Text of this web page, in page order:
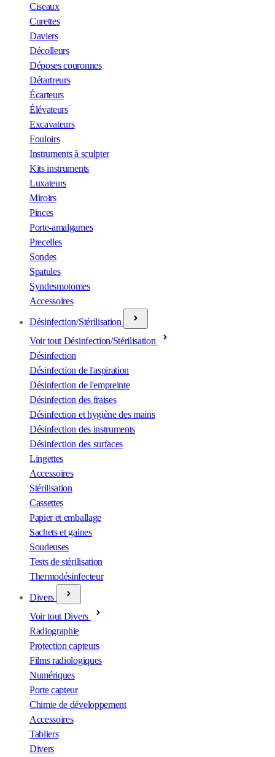
Ciseaux
Curettes
Daviers
Décolleurs
Déposes couronnes
Détartreurs
Écarteurs
Élévateurs
Excavateurs
Fouloirs
Instruments à sculpter
Kits instruments
Luxateurs
Miroirs
Pinces
Porte-amalgames
Precelles
Sondes
Spatules
Syndesmotomes
Accessoires
Désinfection/Stérilisation
Voir tout Désinfection/Stérilisation
Désinfection
Désinfection de l'aspiration
Désinfection de l'empreinte
Désinfection des fraises
Désinfection et hygiène des mains
Désinfection des instruments
Désinfection des surfaces
Lingettes
Accessoires
Stérilisation
Cassettes
Papier et emballage
Sachets et gaines
Soudeuses
Tests de stérilisation
Thermodésinfecteur
Divers
Voir tout Divers
Radiographie
Protection capteurs
Films radiologiques
Numériques
Porte capteur
Chimie de développement
Accessoires
Tabliers
Divers